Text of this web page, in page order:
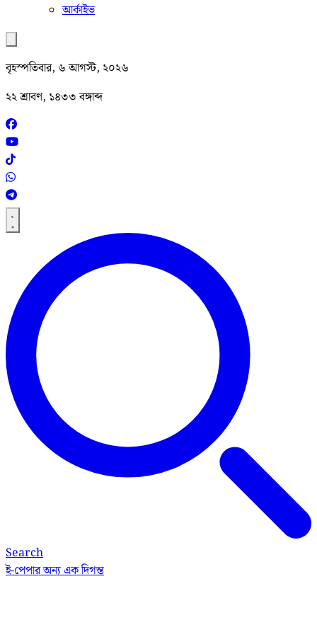
আর্কাইভ
বৃহস্পতিবার, ৬ আগস্ট, ২০২৬
২২ শ্রাবণ, ১৪৩৩ বঙ্গাব্দ
Search
ই-পেপারঅন্য এক দিগন্ত